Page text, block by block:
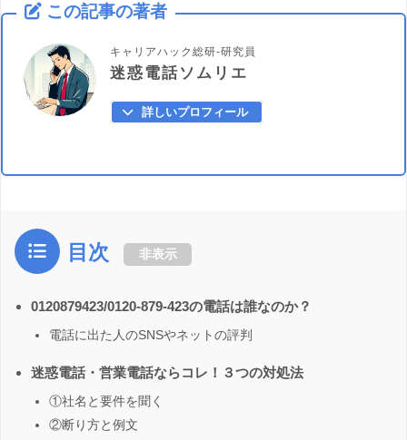
この記事の著者
キャリアハック総研-研究員
迷惑電話ソムリエ
詳しいプロフィール
目次 非表示
0120879423/0120-879-423の電話は誰なのか？
電話に出た人のSNSやネットの評判
迷惑電話・営業電話ならコレ！３つの対処法
①社名と要件を聞く
②断り方と例文